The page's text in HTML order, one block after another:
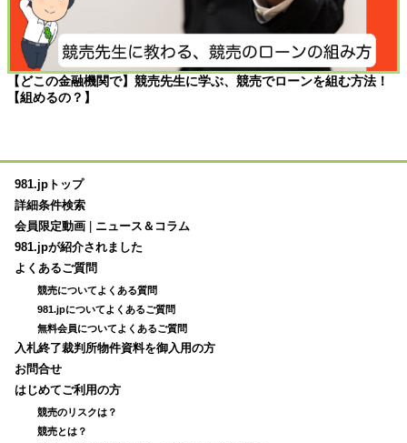
【どこの金融機関で】競売先生に学ぶ、競売でローンを組む方法！
【組めるの？】
981.jpトップ
詳細条件検索
会員限定動画
ニュース＆コラム
981.jpが紹介されました
よくあるご質問
競売についてよくある質問
981.jpについてよくあるご質問
無料会員についてよくあるご質問
入札終了裁判所物件資料を御入用の方
お問合せ
はじめてご利用の方
競売のリスクは？
競売とは？